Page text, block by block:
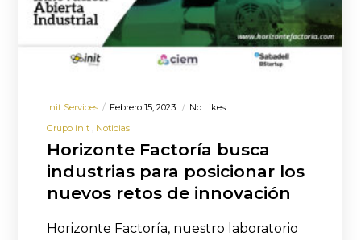
Init Services Febrero 15, 2023
No Likes
Grupo init
Noticias
Horizonte Factoría busca
industrias para posicionar los
nuevos retos de innovación
Horizonte Factoría, nuestro laboratorio